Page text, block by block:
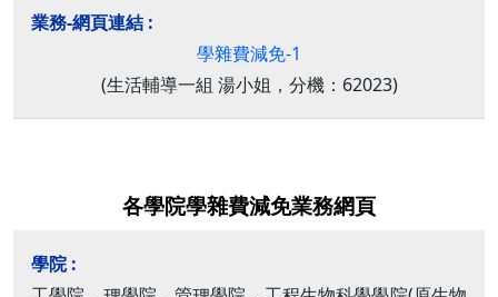
學雜費減免-1
(生活輔導一組 湯小姐，分機：62023)
各學院學雜費減免業務網頁